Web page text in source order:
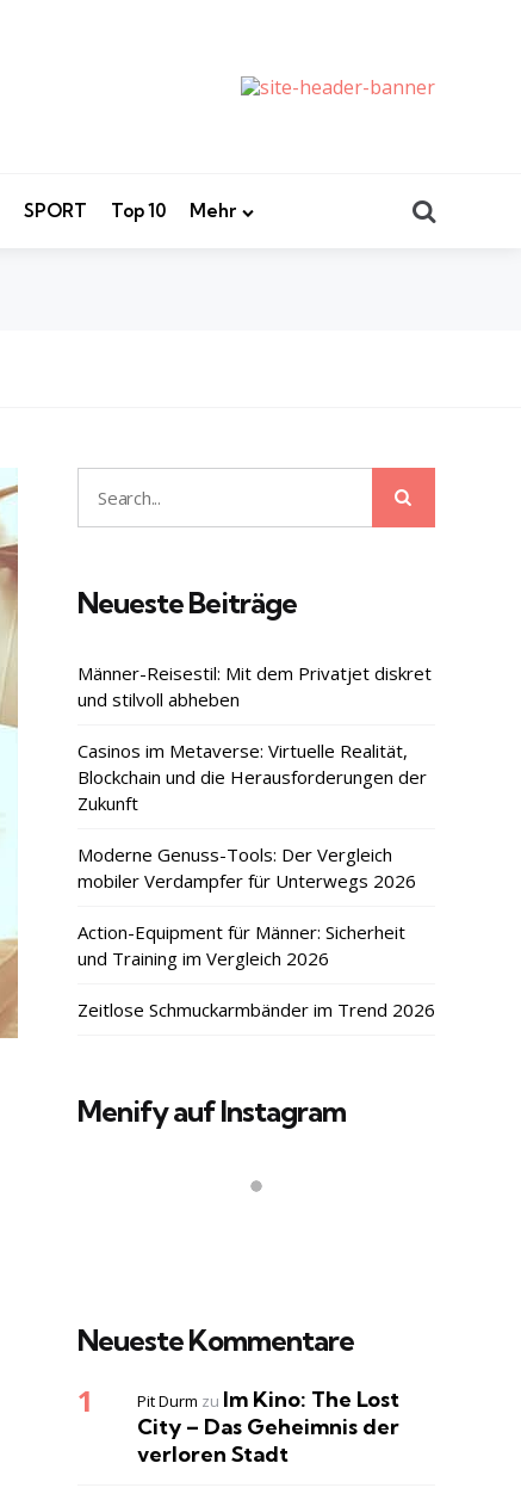
SPORT Top 10 Mehr
Search
for:
Neueste Beiträge
Männer-Reisestil: Mit dem Privatjet diskret
und stilvoll abheben
Casinos im Metaverse: Virtuelle Realität,
Blockchain und die Herausforderungen der
Zukunft
Moderne Genuss-Tools: Der Vergleich
mobiler Verdampfer für Unterwegs 2026
Action-Equipment für Männer: Sicherheit
und Training im Vergleich 2026
Zeitlose Schmuckarmbänder im Trend 2026
Menify auf Instagram
Neueste Kommentare
Pit Durm zu Im Kino: The Lost
City – Das Geheimnis der
verloren Stadt